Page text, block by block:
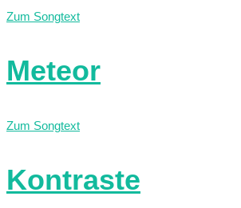
Zum Songtext
Meteor
Zum Songtext
Kontraste